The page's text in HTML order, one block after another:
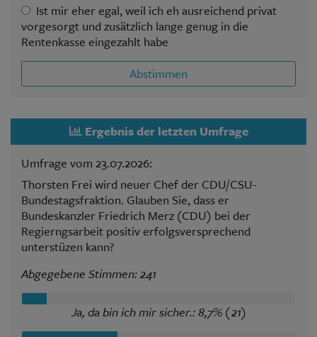
Ist mir eher egal, weil ich eh ausreichend privat
vorgesorgt und zusätzlich lange genug in die
Rentenkasse eingezahlt habe
Abstimmen
Ergebnis der letzten Umfrage
Umfrage vom 23.07.2026:
Thorsten Frei wird neuer Chef der CDU/CSU-
Bundestagsfraktion. Glauben Sie, dass er
Bundeskanzler Friedrich Merz (CDU) bei der
Regierngsarbeit positiv erfolgsversprechend
unterstüzen kann?
Abgegebene Stimmen: 241
Ja, da bin ich mir sicher.: 8,7% (21)